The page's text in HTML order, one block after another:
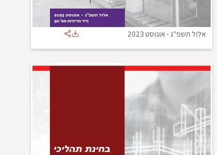
אלול תשפ"ג-אוגוסט 2023